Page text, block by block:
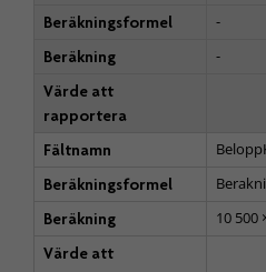
Beräkningsformel
-
Beräkning
-
Värde att
rapportera
Fältnamn
Beräkningsformel
Beräkning
10 500
Värde att